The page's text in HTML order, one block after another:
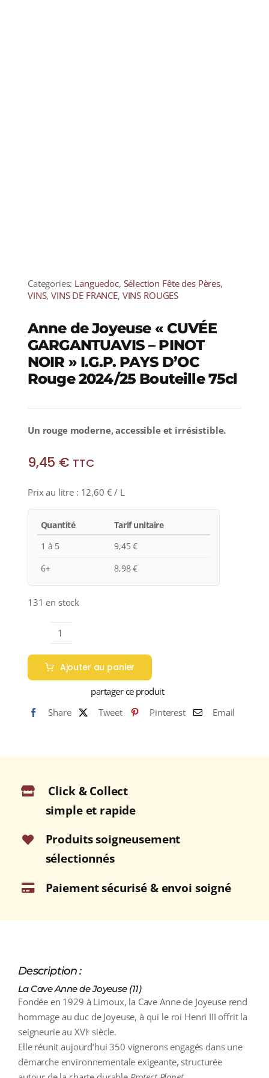
Categories: Languedoc, Sélection Fête des Pères,
VINS,VINS DE FRANCE, VINS ROUGES
Anne de Joyeuse « CUVÉE
GARGANTUAVIS – PINOT
NOIR » I.G.P. PAYS D’OC
Rouge 2024/25 Bouteille 75cl
Un rouge moderne, accessible et irrésistible.
9,45 € TTC
Prix au litre : 12,60 € / L
Quantité
Tarif unitaire
1 à 5
9,45€
6+
8,98€
131 en stock
quantité
de
Anne
de
"CUVÉE
PINOT
I.G.P.
PAYS
D'OC
Rouge
Bouteille
Ajouter au panier
partager ce produit
Share
Tweet Pinterest Email
Click & Collect
simple et rapide
Produits soigneusement
sélectionnés
Paiement sécurisé & envoi soigné
Description :
La Cave Anne de Joyeuse (11)
Fondée en 1929 à Limoux, la Cave Anne de Joyeuse rend
hommage au duc de Joyeuse, à qui le roi Henri III offrit la
seigneurie au XVIᵉ siècle.
Elle réunit aujourd’hui 350 vignerons engagés dans une
démarche environnementale exigeante, structurée